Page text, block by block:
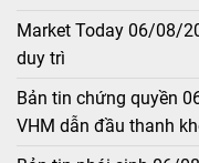
Market Today 06/08/
duy trì
Bản tin chứng quyền
VHM dẫn đầu thanh